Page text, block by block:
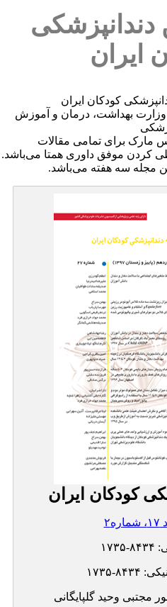
دندانپزشکی
ایران
کودکان ایران
بهداشت، درمان و آموزش
کردن موفق داوری همتا می‌باشد.
مجله سه هفته می‌باشد.
کودکان ایران
۱۷۳۵-۸۴۳۴
۱۷۳۵-۸۴۳۴
مجتبی وحید گلپایگانی